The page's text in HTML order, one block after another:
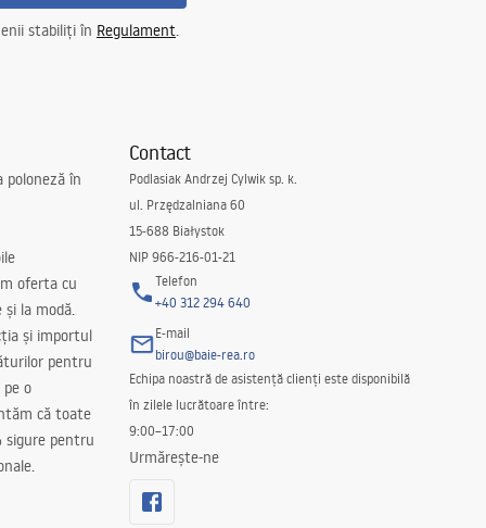
stabiliți în Regulament.
poloneză în
oferta cu
la modă.
și importul
pentru
pe o
că toate
sigure pentru
Contact
Podlasiak Andrzej Cylwik sp. k.
ul. Przędzalniana 60
15-688 Białystok
NIP 966-216-01-21
Telefon
+40 312 294 640
E-mail
birou@baie-rea.ro
Echipa noastră de asistență clienți este disponibilă
în zilele lucrătoare între:
9:00–17:00
Urmărește-ne